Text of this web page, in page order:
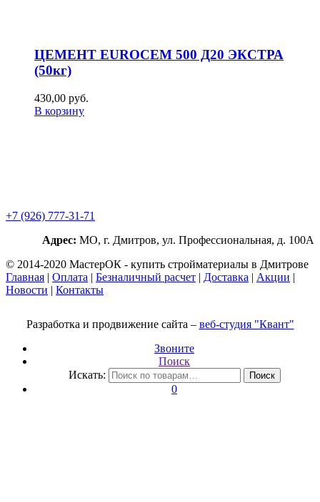
ЦЕМЕНТ EUROCEM 500 Д20 ЭКСТРА
(50кг)
430,00 руб.
В корзину
+7 (926) 777-31-71
Адрес: МО, г. Дмитров, ул. Профессиональная, д. 100А
© 2014-2020 МастерОК - купить стройматериалы в Дмитрове
Главная | Оплата | Безналичный расчет | Доставка | Акции |
Новости | Контакты
Разработка и продвижение сайта – веб-студия "Квант"
Звоните
Поиск
Искать:
Поиск
0